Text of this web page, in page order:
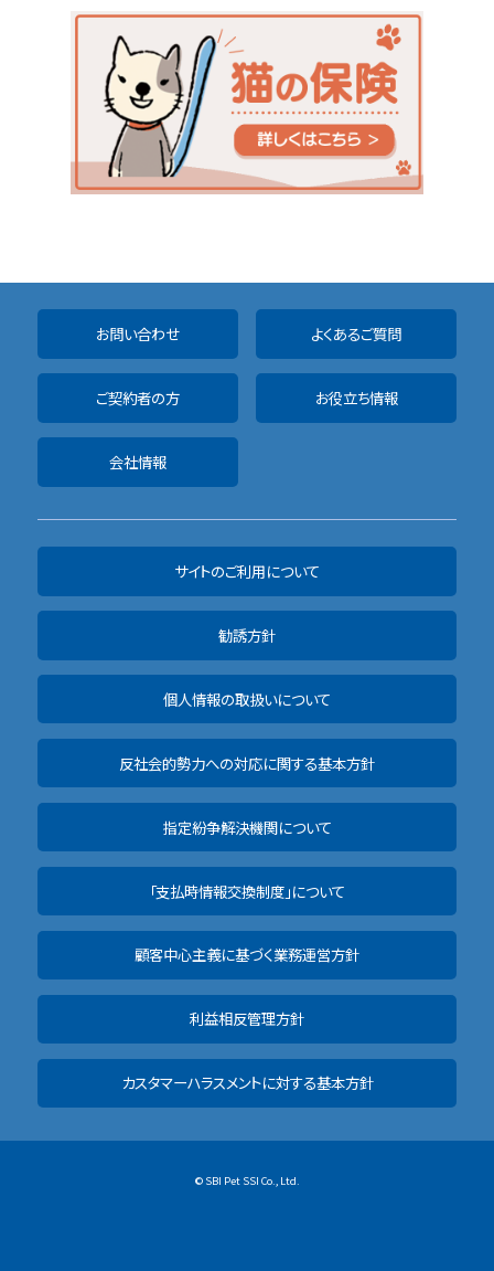
お問い合わせ よくあるご質問
ご契約者の方 お役立ち情報
会社情報
サイトのご利用について
勧誘方針
個人情報の取扱いについて
反社会的勢力への対応に関する基本方針
指定紛争解決機関について
「支払時情報交換制度」について
顧客中心主義に基づく業務運営方針
利益相反管理方針
カスタマーハラスメントに対する基本方針
© SBI Pet SSI Co., Ltd.